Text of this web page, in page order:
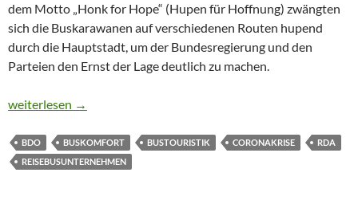
dem Motto „Honk for Hope“ (Hupen für Hoffnung) zwängten
sich die Buskarawanen auf verschiedenen Routen hupend
durch die Hauptstadt, um der Bundesregierung und den
Parteien den Ernst der Lage deutlich zu machen.
BUS-AKTIONSTAG IN BERLIN
weiterlesen →
BDO BUSKOMFORT BUSTOURISTIK CORONAKRISE
RDA
REISEBUSUNTERNEHMEN